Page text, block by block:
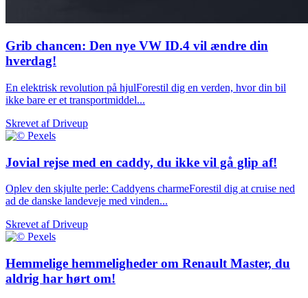
Grib chancen: Den nye VW ID.4 vil ændre din
hverdag!
En elektrisk revolution på hjulForestil dig en verden, hvor din bil
ikke bare er et transportmiddel...
Skrevet afDriveup
Jovial rejse med en caddy, du ikke vil gå glip af!
Oplev den skjulte perle: Caddyens charmeForestil dig at cruise ned
ad de danske landeveje med vinden...
Skrevet afDriveup
Hemmelige hemmeligheder om Renault Master, du
aldrig har hørt om!